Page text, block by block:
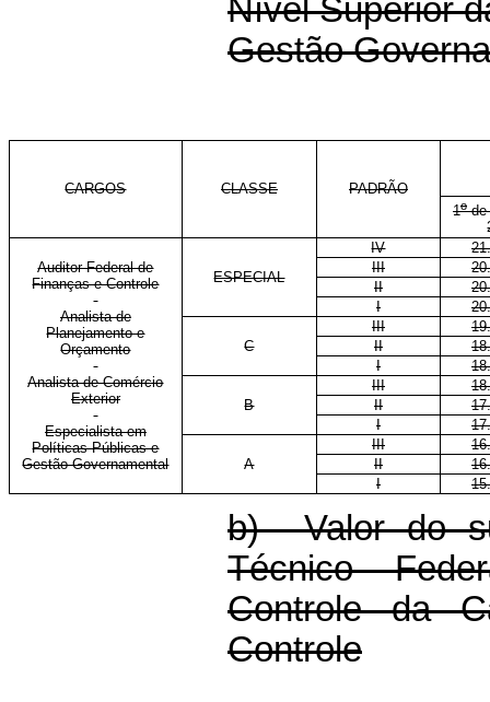
Nível Superior
Gestão
CARGOS CLASSE
PADRÃO
1ode
Auditor Federal de
Finanças e Controle
Analista de
Planejamento e
Orçamento
Analista de Comércio
Exterior
Especialista em
Políticas Públicas e
Gestão Governamental
ESPECIAL
IV
III
II
I
C
III
II
I
B
III
II
I
A
III
II
I
b) Valor do
Técnico
Controle da
Controle